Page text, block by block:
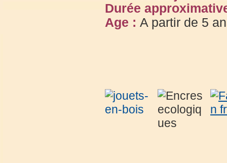
Durée
Age : A partir de 5